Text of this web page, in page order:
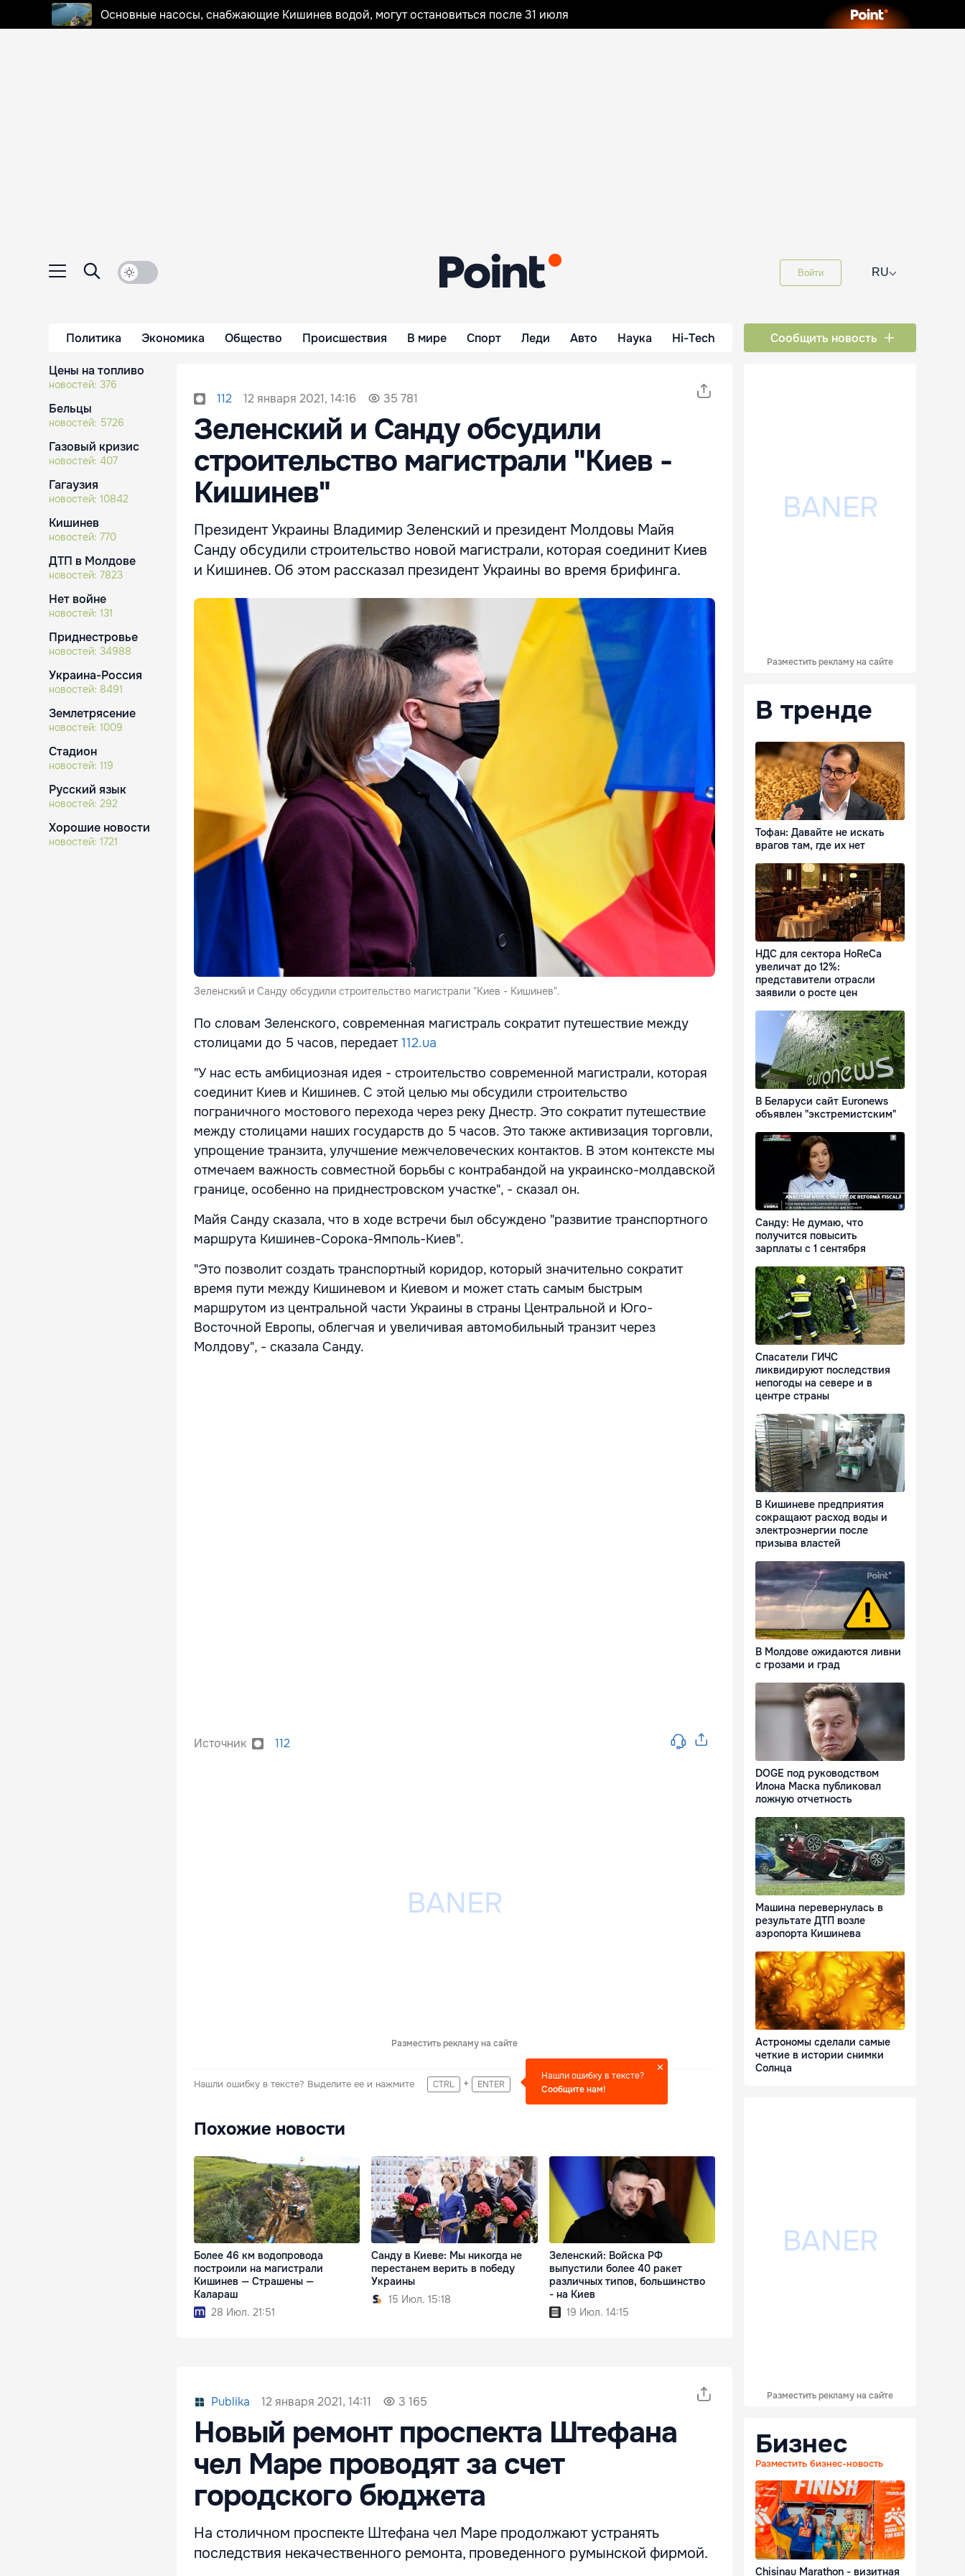
Основные насосы, снабжающие Кишинев водой, могут остановиться после 31 июля
Войти RU⌵
Политика Экономика Общество Происшествия В мире Спорт Леди Авто Наука Hi-Tech Сообщить новость
Цены на топливо
новостей: 376
Бельцы
новостей: 5726
Газовый кризис
новостей: 407
Гагаузия
новостей: 10842
Кишинев
новостей: 770
ДТП в Молдове
новостей: 7823
Нет войне
новостей: 131
Приднестровье
новостей: 34988
Украина-Россия
новостей: 8491
Землетрясение
новостей: 1009
Стадион
новостей: 119
Русский язык
новостей: 292
Хорошие новости
новостей: 1721
112 12 января 2021, 14:16 35 781
Зеленский и Санду обсудили
строительство магистрали "Киев -
Кишинев"
Президент Украины Владимир Зеленский и президент Молдовы Майя
Санду обсудили строительство новой магистрали, которая соединит Киев
и Кишинев. Об этом рассказал президент Украины во время брифинга.
Зеленский и Санду обсудили строительство магистрали "Киев - Кишинев".
По словам Зеленского, современная магистраль сократит путешествие между
столицами до 5 часов, передает112.ua
"У нас есть амбициозная идея - строительство современной магистрали, которая
соединит Киев и Кишинев. С этой целью мы обсудили строительство
пограничного мостового перехода через реку Днестр. Это сократит путешествие
между столицами наших государств до 5 часов. Это также активизация торговли,
упрощение транзита, улучшение межчеловеческих контактов. В этом контексте мы
отмечаем важность совместной борьбы с контрабандой на украинско-молдавской
границе, особенно на приднестровском участке", - сказал он.
Майя Санду сказала, что в ходе встречи был обсуждено "развитие транспортного
маршрута Кишинев-Сорока-Ямполь-Киев".
"Это позволит создать транспортный коридор, который значительно сократит
время пути между Кишиневом и Киевом и может стать самым быстрым
маршрутом из центральной части Украины в страны Центральной и Юго-
Восточной Европы, облегчая и увеличивая автомобильный транзит через
Молдову", - сказала Санду.
Источник 112
Разместить рекламу на сайте
Нашли ошибку в тексте? Выделите ее и нажмите CTRL + ENTER
Нашли ошибку в тексте?
Сообщите нам!
Похожие новости
Более 46 км водопровода
построили на магистрали
Кишинев — Страшены —
Калараш
28 Июл. 21:51
Санду в Киеве: Мы никогда не
перестанем верить в победу
Украины
15 Июл. 15:18
Зеленский: Войска РФ
выпустили более 40 ракет
различных типов, большинство
- на Киев
19 Июл. 14:15
Publika 12 января 2021, 14:11 3 165
Новый ремонт проспекта Штефана
чел Маре проводят за счет
городского бюджета
На столичном проспекте Штефана чел Маре продолжают устранять
последствия некачественного ремонта, проведенного румынской фирмой.
Разместить рекламу на сайте
В тренде
Тофан: Давайте не искать
врагов там, где их нет
НДС для сектора HoReCa
увеличат до 12%:
представители отрасли
заявили о росте цен
В Беларуси сайт Euronews
объявлен "экстремистским"
Санду: Не думаю, что
получится повысить
зарплаты с 1 сентября
Спасатели ГИЧС
ликвидируют последствия
непогоды на севере и в
центре страны
В Кишиневе предприятия
сокращают расход воды и
электроэнергии после
призыва властей
В Молдове ожидаются ливни
с грозами и град
DOGE под руководством
Илона Маска публиковал
ложную отчетность
Машина перевернулась в
результате ДТП возле
аэропорта Кишинева
Астрономы сделали самые
четкие в истории снимки
Солнца
Разместить рекламу на сайте
Бизнес
Разместить бизнес-новость
Chisinau Marathon - визитная